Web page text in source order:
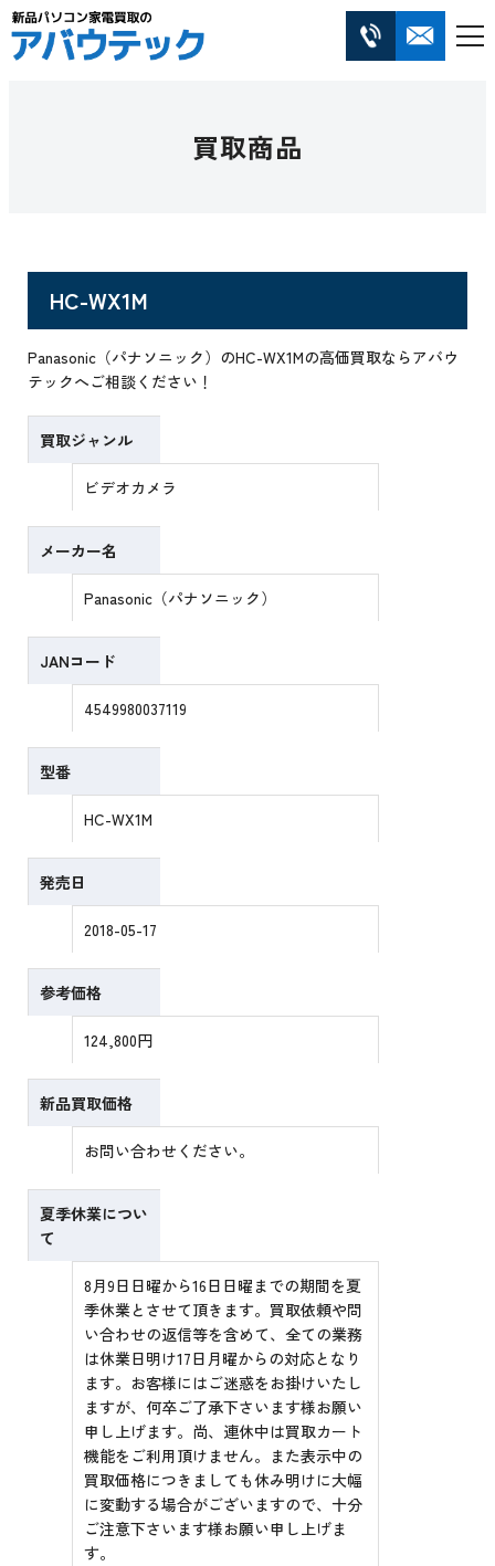
買取商品
HC-WX1M
Panasonic（パナソニック）のHC-WX1Mの高価買取ならアバウ
テックへご相談ください！
買取ジャンル
ビデオカメラ
メーカー名
Panasonic（パナソニック）
JANコード
4549980037119
型番
HC-WX1M
発売日
2018-05-17
参考価格
124,800円
新品買取価格
お問い合わせください。
夏季休業につい
て
8月9日日曜から16日日曜までの期間を夏
季休業とさせて頂きます。買取依頼や問
い合わせの返信等を含めて、全ての業務
は休業日明け17日月曜からの対応となり
ます。お客様にはご迷惑をお掛けいたし
ますが、何卒ご了承下さいます様お願い
申し上げます。尚、連休中は買取カート
機能をご利用頂けません。また表示中の
買取価格につきましても休み明けに大幅
に変動する場合がございますので、十分
ご注意下さいます様お願い申し上げま
す。